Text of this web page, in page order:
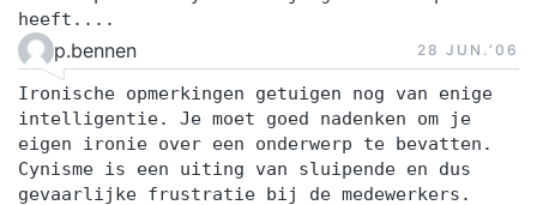
heeft....
p.bennen 28 JUN.‘06
Ironische opmerkingen getuigen nog van enige
intelligentie. Je moet goed nadenken om je
eigen ironie over een onderwerp te bevatten.
Cynisme is een uiting van sluipende en dus
gevaarlijke frustratie bij de medewerkers.